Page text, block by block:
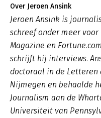
Over Jeroen Ansink
Jeroen Ansink is
schreef onder meer
Magazine en
schrijft hij interviews.
doctoraal in de Letteren
Nijmegen en behaalde
Journalism aan de
Universiteit van